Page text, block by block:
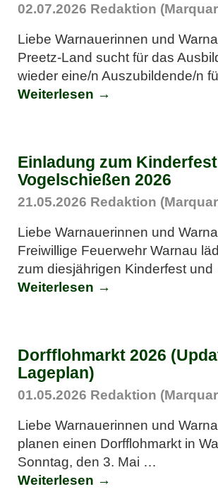
02.07.2026 Redaktion
Liebe Warnauerinnen und
Preetz-Land sucht für das
wieder eine/n Auszubildende/n
Weiterlesen →
Einladung zum
Vogelschießen 2026
21.05.2026 Redaktion
Liebe Warnauerinnen und
Freiwillige Feuerwehr Warnau
zum diesjährigen Kinderfest und
Weiterlesen →
Dorfflohmarkt 2026
Lageplan)
01.05.2026 Redaktion
Liebe Warnauerinnen und
planen einen Dorfflohmarkt in
Sonntag, den 3. Mai …
Weiterlesen →